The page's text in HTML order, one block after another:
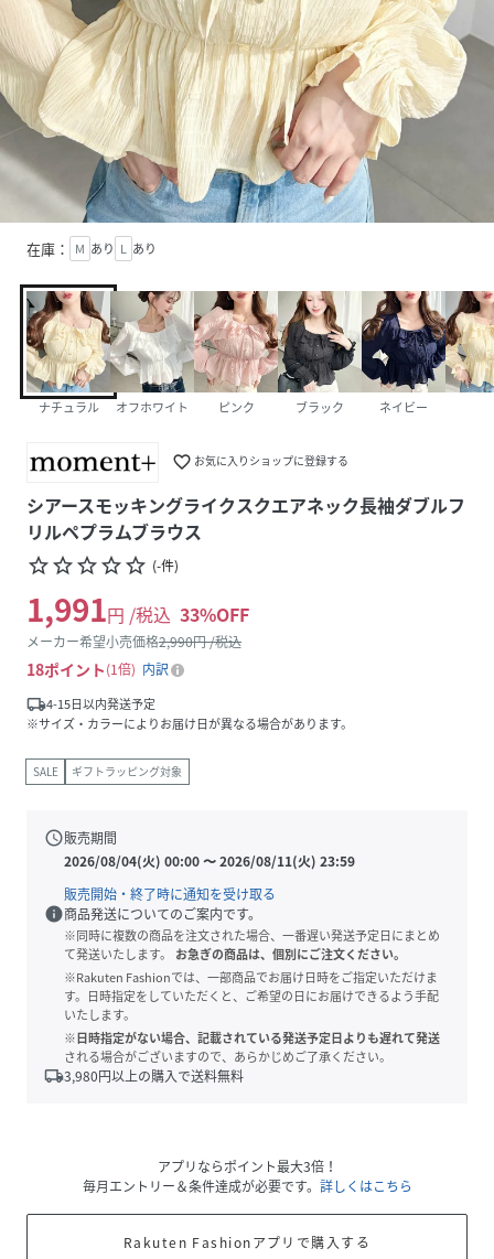
在庫： M あり L あり
ナチュラル オフホワイト ピンク ブラック ネイビー
favorite_border お気に入りショップに登録する
シアースモッキングライクスクエアネック長袖ダブルフ
リルペプラムブラウス
star_borderstar_borderstar_borderstar_borderstar_border (-件)
1,991円 /税込 33%OFF
メーカー希望小売価格2,990円 /税込
18ポイント 1倍
内訳
local_shipping4-15日以内発送予定
※サイズ・カラーによりお届け日が異なる場合があります。
SALE ギフトラッピング対象
schedule販売期間
2026/08/04(火) 00:00〜2026/08/11(火) 23:59
販売開始・終了時に通知を受け取る
info商品発送についてのご案内です。
※同時に複数の商品を注文された場合、一番遅い発送予定日にまとめ
て発送いたします。
お急ぎの商品は、個別にご注文ください。
※Rakuten Fashionでは、一部商品でお届け日時をご指定いただけま
す。日時指定をしていただくと、ご希望の日にお届けできるよう手配
いたします。
※日時指定がない場合、記載されている発送予定日よりも遅れて発送
される場合がございますので、あらかじめご了承ください。
local_shipping3,980円以上の購入で送料無料
アプリならポイント最大3倍！
毎月エントリー＆条件達成が必要です。 詳しくはこちら
Rakuten Fashionアプリで購入する